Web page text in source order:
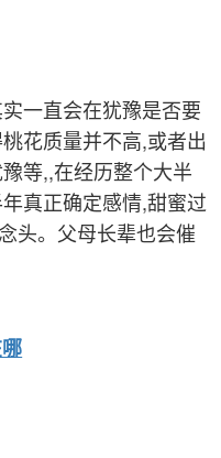
一直会在犹豫是否要
花质量并不高,或者出
等,,在经历整个大半
真正确定感情,甜蜜过
头。父母长辈也会催